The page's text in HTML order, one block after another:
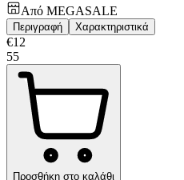
Από MEGASALE
Περιγραφή Χαρακτηριστικά
€12
55
Προσθήκη στο καλάθι